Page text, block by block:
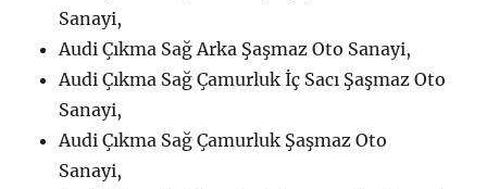
Sanayi,
Audi Çıkma Sağ Arka Şaşmaz Oto Sanayi,
Audi Çıkma Sağ Çamurluk İç Sacı Şaşmaz Oto
Sanayi,
Audi Çıkma Sağ Çamurluk Şaşmaz Oto
Sanayi,